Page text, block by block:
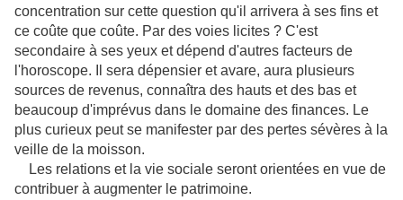
concentration sur cette question qu'il arrivera à ses fins et
ce coûte que coûte. Par des voies licites ? C'est
secondaire à ses yeux et dépend d'autres facteurs de
l'horoscope. Il sera dépensier et avare, aura plusieurs
sources de revenus, connaîtra des hauts et des bas et
beaucoup d'imprévus dans le domaine des finances. Le
plus curieux peut se manifester par des pertes sévères à la
veille de la moisson.
Les relations et la vie sociale seront orientées en vue de
contribuer à augmenter le patrimoine.